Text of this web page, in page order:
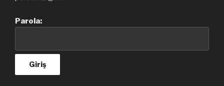
Parola: